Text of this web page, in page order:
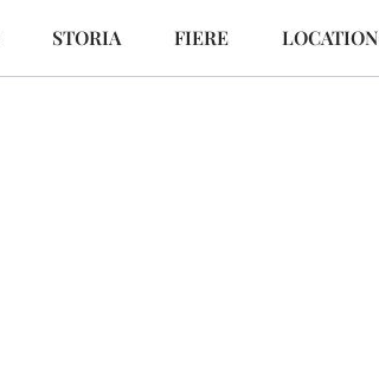
STORIA FIERE LOCATION